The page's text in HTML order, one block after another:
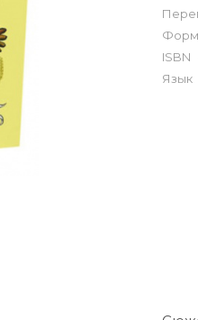
ISBN
Язык